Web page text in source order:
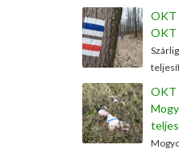
OKT
OKT
OKT